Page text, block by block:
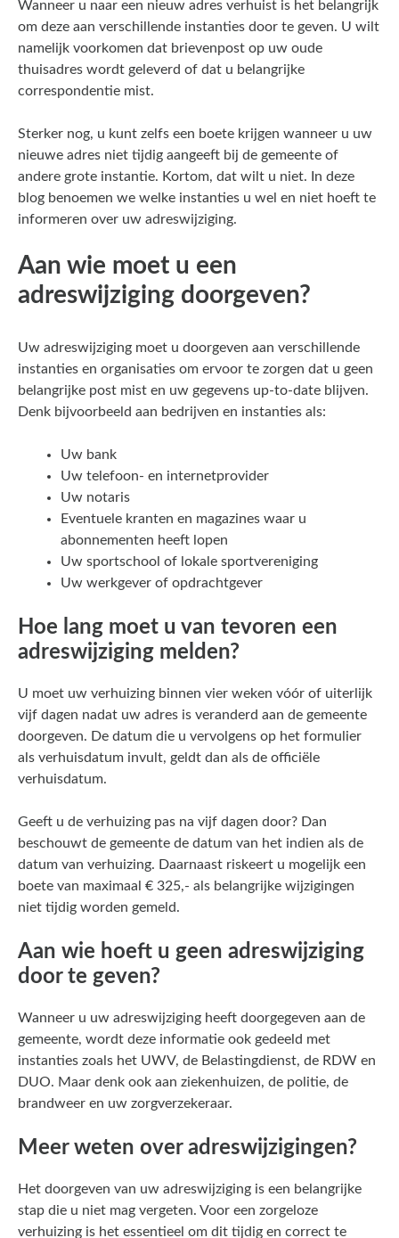
Wanneer u naar een nieuw adres verhuist is het belangrijk
om deze aan verschillende instanties door te geven. U wilt
namelijk voorkomen dat brievenpost op uw oude
thuisadres wordt geleverd of dat u belangrijke
correspondentie mist.
Sterker nog, u kunt zelfs een boete krijgen wanneer u uw
nieuwe adres niet tijdig aangeeft bij de gemeente of
andere grote instantie. Kortom, dat wilt u niet. In deze
blog benoemen we welke instanties u wel en niet hoeft te
informeren over uw adreswijziging.
Aan wie moet u een
adreswijziging doorgeven?
Uw adreswijziging moet u doorgeven aan verschillende
instanties en organisaties om ervoor te zorgen dat u geen
belangrijke post mist en uw gegevens up-to-date blijven.
Denk bijvoorbeeld aan bedrijven en instanties als:
Uw bank
Uw telefoon- en internetprovider
Uw notaris
Eventuele kranten en magazines waar u
abonnementen heeft lopen
Uw sportschool of lokale sportvereniging
Uw werkgever of opdrachtgever
Hoe lang moet u van tevoren een
adreswijziging melden?
U moet uw verhuizing binnen vier weken vóór of uiterlijk
vijf dagen nadat uw adres is veranderd aan de gemeente
doorgeven. De datum die u vervolgens op het formulier
als verhuisdatum invult, geldt dan als de officiële
verhuisdatum.
Geeft u de verhuizing pas na vijf dagen door? Dan
beschouwt de gemeente de datum van het indien als de
datum van verhuizing. Daarnaast riskeert u mogelijk een
boete van maximaal € 325,- als belangrijke wijzigingen
niet tijdig worden gemeld.
Aan wie hoeft u geen adreswijziging
door te geven?
Wanneer u uw adreswijziging heeft doorgegeven aan de
gemeente, wordt deze informatie ook gedeeld met
instanties zoals het UWV, de Belastingdienst, de RDW en
DUO. Maar denk ook aan ziekenhuizen, de politie, de
brandweer en uw zorgverzekeraar.
Meer weten over adreswijzigingen?
Het doorgeven van uw adreswijziging is een belangrijke
stap die u niet mag vergeten. Voor een zorgeloze
verhuizing is het essentieel om dit tijdig en correct te